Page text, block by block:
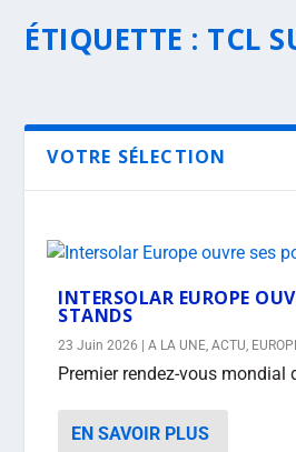
ÉTIQUETTE : TCL
VOTRE SÉLECTION
INTERSOLAR EUROPE
STANDS
23 Juin 2026 |A LA UNE,ACTU,
Premier rendez-vous mondial
EN SAVOIR PLUS